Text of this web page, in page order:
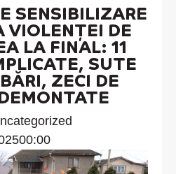
SENSIBILIZARE
VIOLENȚEI DE
LA FINAL: 11
SUTE
ZECI DE
00:00